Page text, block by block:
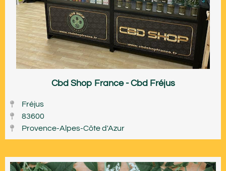
Cbd Shop France - Cbd Fréjus
Fréjus
83600
Provence-Alpes-Côte d'Azur